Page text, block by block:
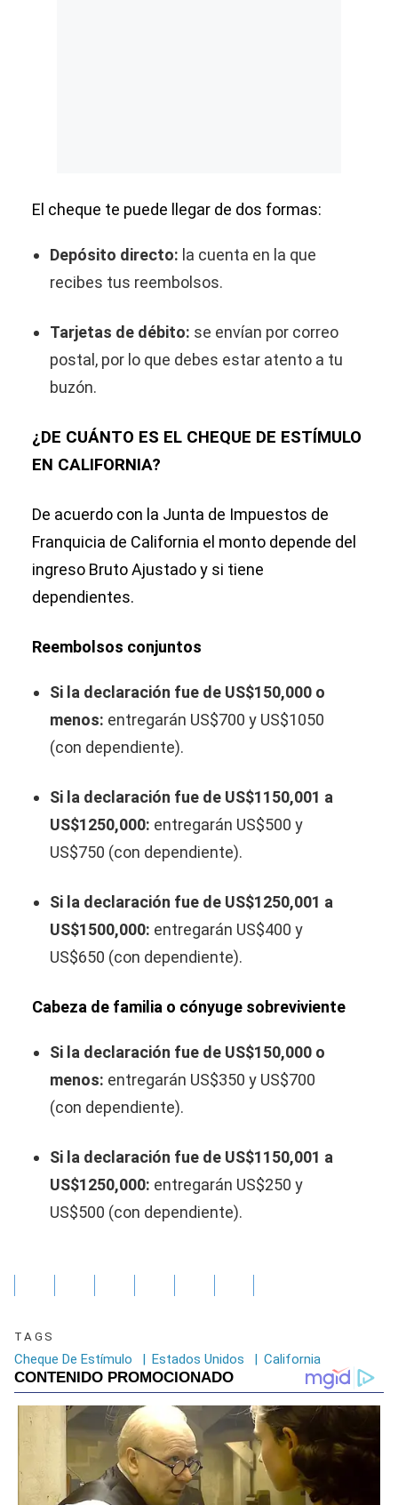
El cheque te puede llegar de dos formas:
Depósito directo: la cuenta en la que
recibes tus reembolsos.
Tarjetas de débito: se envían por correo
postal, por lo que debes estar atento a tu
buzón.
¿DE CUÁNTO ES EL CHEQUE DE ESTÍMULO
EN CALIFORNIA?
De acuerdo con la Junta de Impuestos de
Franquicia de California el monto depende del
ingreso Bruto Ajustado y si tiene
dependientes.
Reembolsos conjuntos
Si la declaración fue de US$150,000 o
menos: entregarán US$700 y US$1050
(con dependiente).
Si la declaración fue de US$1150,001 a
US$1250,000: entregarán US$500 y
US$750 (con dependiente).
Si la declaración fue de US$1250,001 a
US$1500,000: entregarán US$400 y
US$650 (con dependiente).
Cabeza de familia o cónyuge sobreviviente
Si la declaración fue de US$150,000 o
menos: entregarán US$350 y US$700
(con dependiente).
Si la declaración fue de US$1150,001 a
US$1250,000: entregarán US$250 y
US$500 (con dependiente).
TAGS
Cheque De Estímulo | Estados Unidos | California